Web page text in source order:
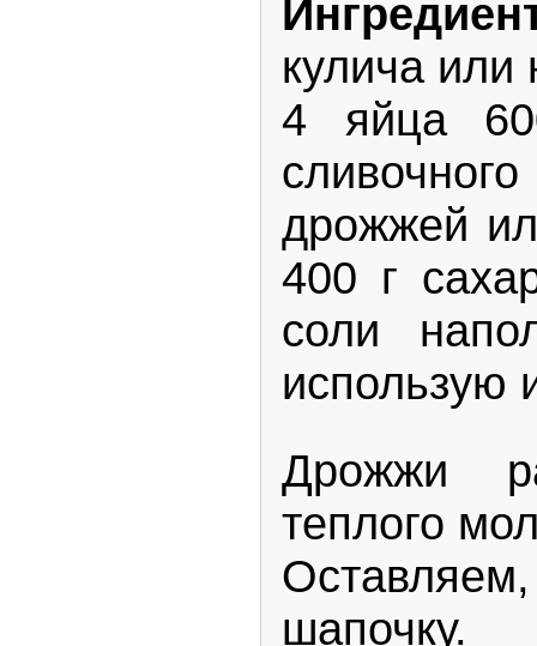
кулича или
4 яйца
дрожжей
400 г
соли
использую
Дрожжи
теплого
шапочку.